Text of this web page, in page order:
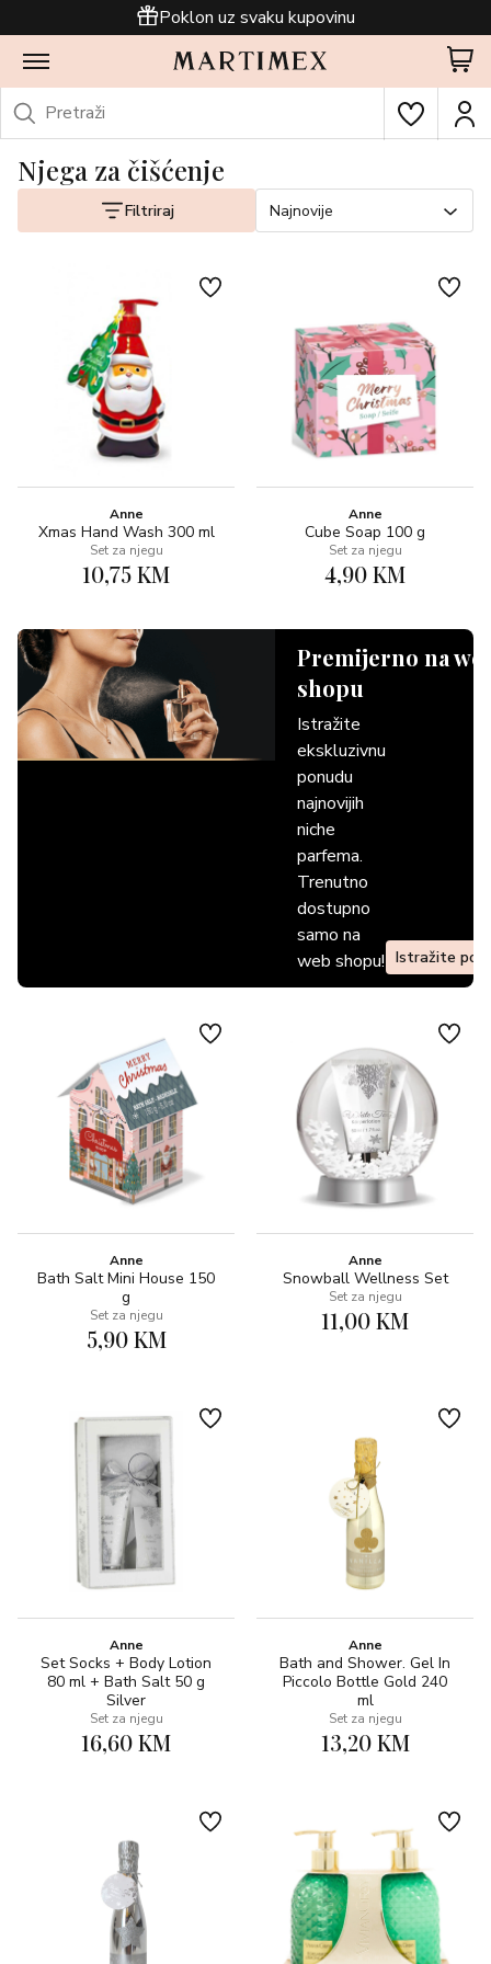
Poklon uz svaku kupovinu
Njega za čišćenje
Filtriraj Najnovije
Anne
Xmas Hand Wash 300 ml
Set za njegu
10,75 KM
Anne
Cube Soap 100 g
Set za njegu
4,90 KM
Premijerno na
shopu
Istražite
ekskluzivnu
ponudu
najnovijih
niche
parfema.
Trenutno
dostupno
samo na
web shopu! Istražite
Anne
Bath Salt Mini House 150
g
Set za njegu
5,90 KM
Anne
Snowball Wellness Set
Set za njegu
11,00 KM
Anne
Set Socks + Body Lotion
80 ml + Bath Salt 50 g
Silver
Set za njegu
16,60 KM
Anne
Bath and Shower. Gel In
Piccolo Bottle Gold 240
ml
Set za njegu
13,20 KM